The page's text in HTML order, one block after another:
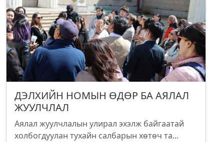
ДЭЛХИЙН НОМЫН ӨДӨР БА АЯЛАЛ
ЖУУЛЧЛАЛ
Аялал жуулчлалын улирал эхэлж байгаатай
холбогдуулан тухайн салбарын хөтөч та...